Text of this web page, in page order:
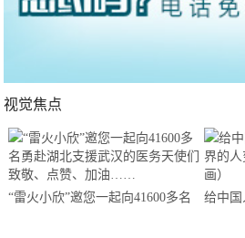
视觉焦点
“雷火小欣”邀您一起向41600多名
给中国